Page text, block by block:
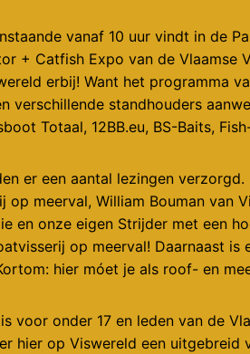
vanaf 10 uur vindt in de
+ Catfish Expo van de Vlaamse
erbij! Want het programma
verschillende standhouders
Totaal, 12BB.eu, BS-Baits,
er een aantal lezingen
op meerval, William Bouman van
en onze eigen Strijder met een
op meerval! Daarnaast
hier móet je als roof- en
voor onder 17 en leden van de
hier op Viswereld een uitgebreid